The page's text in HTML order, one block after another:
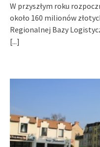
W przyszłym roku
około 160 milionów
Regionalnej Bazy
[...]